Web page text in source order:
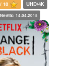
10 UHD/4K
14.04.2015